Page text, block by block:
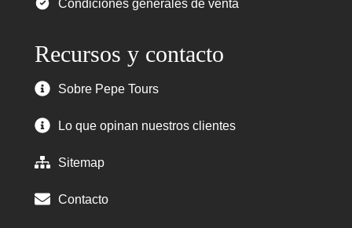
Condiciones generales de venta
Recursos y contacto
Sobre Pepe Tours
Lo que opinan nuestros clientes
Sitemap
Contacto